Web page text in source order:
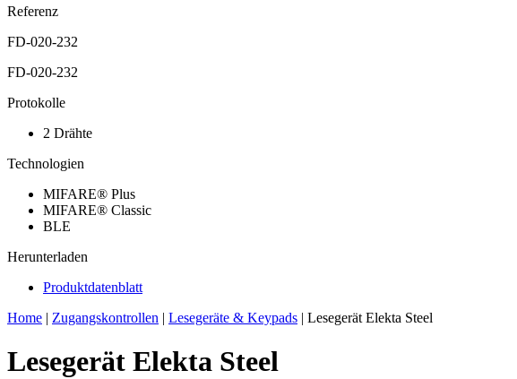
Referenz
FD-020-232
FD-020-232
Protokolle
2 Drähte
Technologien
MIFARE® Plus
MIFARE® Classic
BLE
Herunterladen
Produktdatenblatt
Home | Zugangskontrollen | Lesegeräte & Keypads | Lesegerät Elekta Steel
Lesegerät Elekta Steel